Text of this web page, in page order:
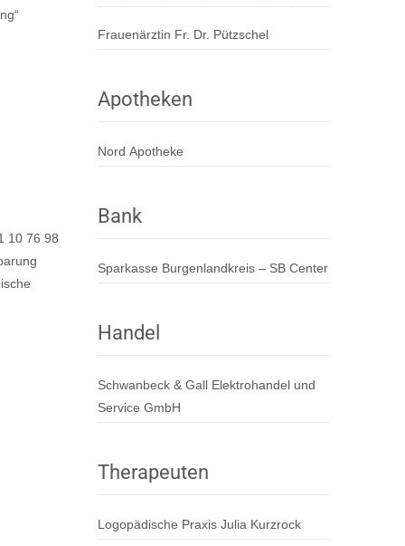
10 76 98
Frauenärztin Fr. Dr. Pützschel
Apotheken
Nord Apotheke
Bank
Sparkasse Burgenlandkreis – SB Center
Handel
Schwanbeck & Gall Elektrohandel und
Service GmbH
Therapeuten
Logopädische Praxis Julia Kurzrock